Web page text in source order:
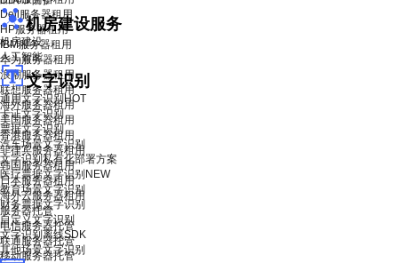
机房建设服务
机房建设
人工智能
文字识别
通用文字识别 HOT
卡证文字识别
票据文字识别
汽车场景文字识别
文字识别私有化部署方案
医疗票据文字识别 NEW
教育场景文字识别
财务票据文字识别
自定义文字识别
文字识别离线SDK
其他场景文字识别
Dell服务器租用
HP服务器租用
IBM服务器租用
华为服务器租用
浪潮服务器租用
联想服务器租用
海外服务器租用
美国服务器租用
香港服务器租用
菲律宾服务器租用
韩国服务器租用
日本服务器租用
海外云服务器租用
服务器托管
电信服务器托管
联通服务器托管
移动服务器托管